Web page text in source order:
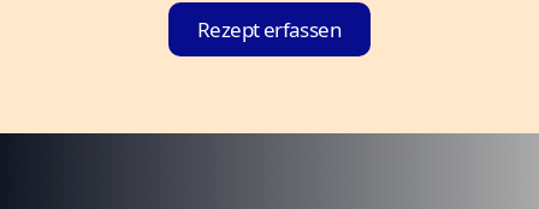
Rezept erfassen